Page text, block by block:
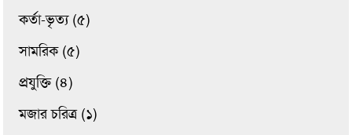
কর্তা-ভৃত্য (৫)
সামরিক (৫)
প্রযুক্তি (৪)
মজার চরিত্র (১)